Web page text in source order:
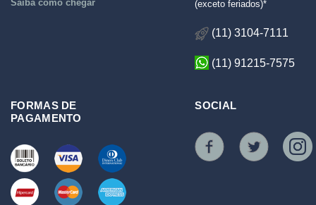
Saiba como chegar
(exceto feriados)*
(11) 3104-7111
(11) 91215-7575
FORMAS DE
PAGAMENTO
SOCIAL